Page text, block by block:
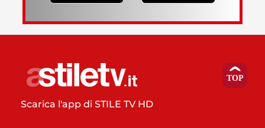
Scarica l'app di STILE TV HD